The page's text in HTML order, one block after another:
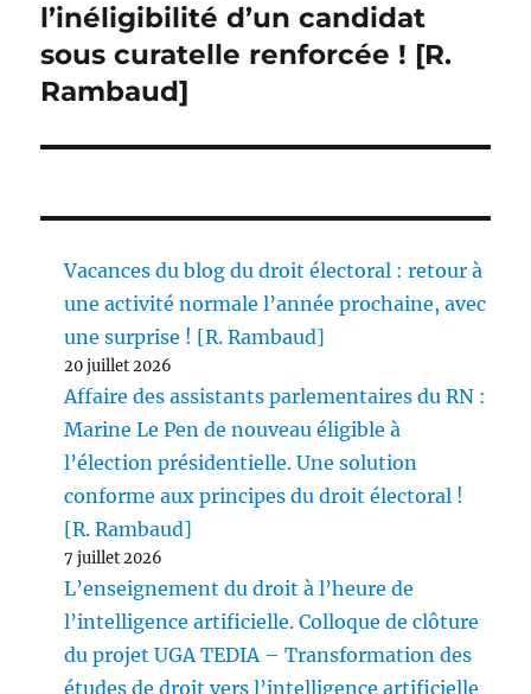
l’inéligibilité d’un candidat
sous curatelle renforcée ! [R.
Rambaud]
Vacances du blog du droit électoral : retour à
une activité normale l’année prochaine, avec
une surprise ! [R. Rambaud]
20 juillet 2026
Affaire des assistants parlementaires du RN :
Marine Le Pen de nouveau éligible à
l’élection présidentielle. Une solution
conforme aux principes du droit électoral !
[R. Rambaud]
7 juillet 2026
L’enseignement du droit à l’heure de
l’intelligence artificielle. Colloque de clôture
du projet UGA TEDIA – Transformation des
études de droit vers l’intelligence artificielle